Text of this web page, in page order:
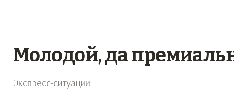
Молодой, да
Экспресс-ситуации